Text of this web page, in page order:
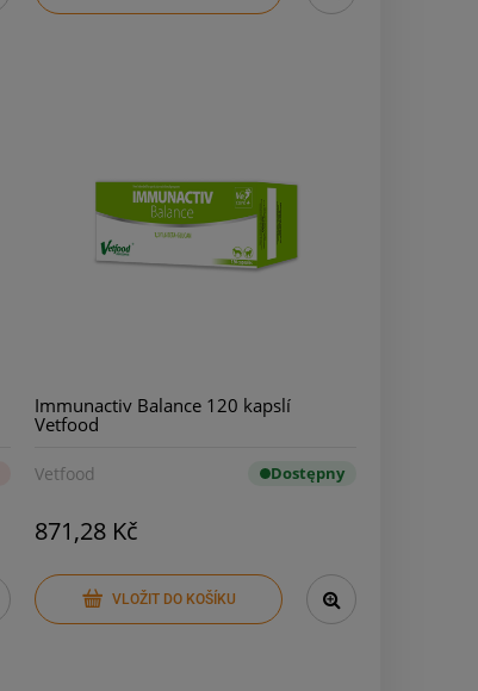
Immunactiv Balance 120 kapslí
Vetfood
Vetfood Dostępny
871,28 Kč
VLOŽIT DO KOŠÍKU